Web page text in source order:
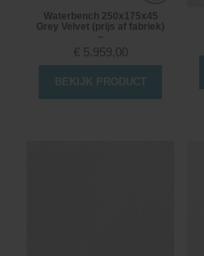
Waterbench 250x175x45
Grey Velvet (prijs af fabriek)
~
€ 5.959,00
BEKIJK PRODUCT